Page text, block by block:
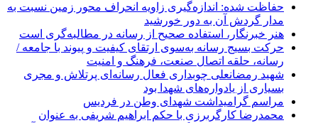
حفاظت شده: اندازه‌گیری زاویه انحراف محور زمین نسبت به
مدار گردش آن به دور خورشید
هنر خبرنگار، استفاده صحیح از رسانه در مطالبه‌گری است
حرکت بسیج رسانه به‌سوی ارتقای کیفیت و پیوند با جامعه /
رسانه، حلقه اتصال صنعت، فرهنگ و امنیت
شهید رمضانعلی چوبداری فعال رسانه‌ای پرتلاش و مجری
بسیاری از یادواره‌های شهدا بود
مراسم گرامیداشت شهدای وطن در فردیس
محمدرضا کارگربرزی با حکم ابراهیم شریفی به عنوان